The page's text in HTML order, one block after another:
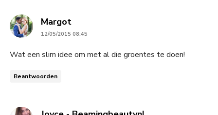
Margotsays:
12/05/2015 08:45
Wat een slim idee om met al die groentes te doen!
Beantwoorden